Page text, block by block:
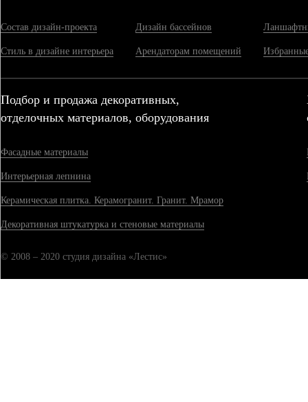
Состав дизайн-проекта
Стиль в дизайне интерьера
Дизайн бассейнов
Арендаторам помещений
Подбор и продажа декоративных,
отделочных материалов, оборудования
Фасадные материалы
Интерьерная лепнина
Керамическая плитка. Керамогранит. Гранит. Мрамор
Декоративная штукатурка и стеновые материалы
© 2008 – 2020 студия дизайна «Лестис»